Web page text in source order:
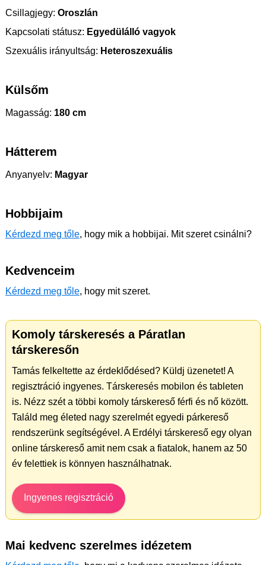
Csillagjegy: Oroszlán
Kapcsolati státusz: Egyedülálló vagyok
Szexuális irányultság: Heteroszexuális
Külsőm
Magasság: 180 cm
Hátterem
Anyanyelv: Magyar
Hobbijaim
Kérdezd meg tőle, hogy mik a hobbijai. Mit szeret csinálni?
Kedvenceim
Kérdezd meg tőle, hogy mit szeret.
Komoly társkeresés a Páratlan
társkeresőn
Tamás felkeltette az érdeklődésed? Küldj üzenetet! A
regisztráció ingyenes. Társkeresés mobilon és tableten
is. Nézz szét a többi komoly társkereső férfi és nő között.
Találd meg életed nagy szerelmét egyedi párkereső
rendszerünk segítségével. A Erdélyi társkereső egy olyan
online társkereső amit nem csak a fiatalok, hanem az 50
év felettiek is könnyen használhatnak.
Ingyenes regisztráció
Mai kedvenc szerelmes idézetem